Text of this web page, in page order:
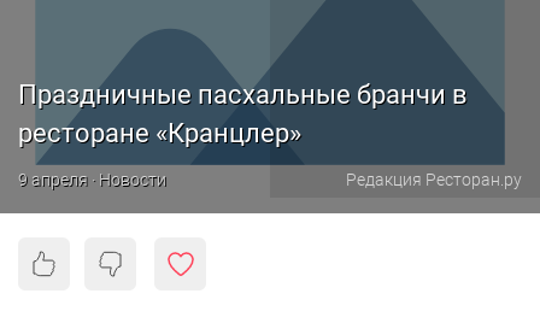
Праздничные пасхальные бранчи в
ресторане «Кранцлер»
9 апреля · Новости Редакция Ресторан.ру